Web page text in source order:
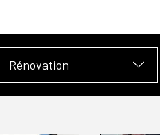
Rénovation